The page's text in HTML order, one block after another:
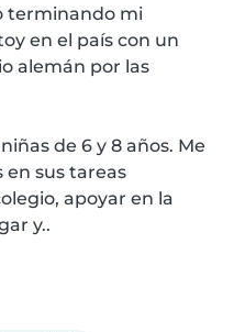
terminando mi
en el país con un
alemán por las
de 6 y 8 años. Me
sus tareas
apoyar en la
y..